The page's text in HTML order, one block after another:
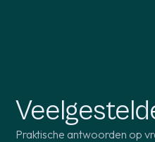
Praktische antwoorden op